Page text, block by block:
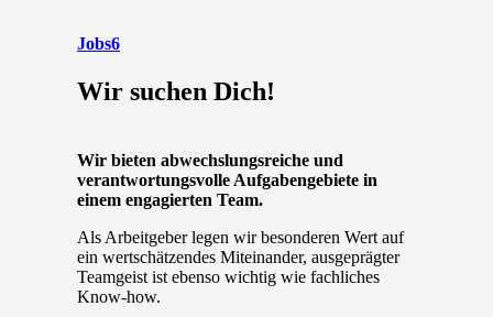
Jobs6
Wir suchen Dich!
Wir bieten abwechslungsreiche und
verantwortungsvolle Aufgabengebiete in
einem engagierten Team.
Als Arbeitgeber legen wir besonderen Wert auf
ein wertschätzendes Miteinander, ausgeprägter
Teamgeist ist ebenso wichtig wie fachliches
Know-how.